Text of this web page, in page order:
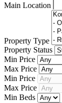
Main Location
Property Type
Property Status
Min Price
Max Price
Min Price
Max Price
Min Beds